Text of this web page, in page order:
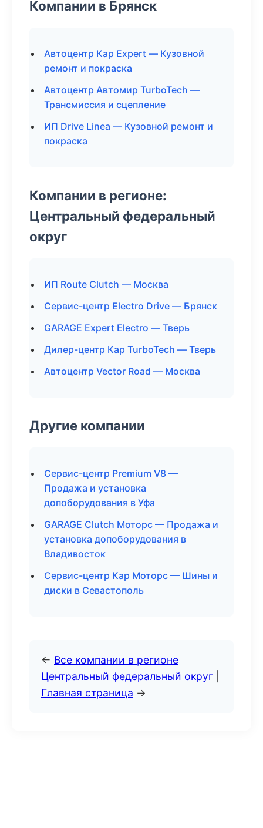
Компании в Брянск
Автоцентр Кар Expert — Кузовной
ремонт и покраска
Автоцентр Автомир TurboTech —
Трансмиссия и сцепление
ИП Drive Linea — Кузовной ремонт и
покраска
Компании в регионе:
Центральный федеральный
округ
ИП Route Clutch — Москва
Сервис-центр Electro Drive — Брянск
GARAGE Expert Electro — Тверь
Дилер-центр Кар TurboTech — Тверь
Автоцентр Vector Road — Москва
Другие компании
Сервис-центр Premium V8 —
Продажа и установка
допоборудования в Уфа
GARAGE Clutch Моторс — Продажа и
установка допоборудования в
Владивосток
Сервис-центр Кар Моторс — Шины и
диски в Севастополь
← Все компании в регионе
Центральный федеральный округ
Главная страница →